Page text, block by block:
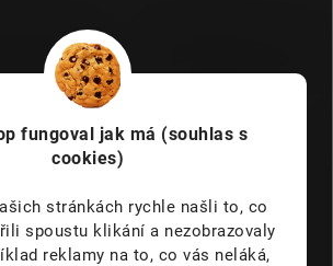
fungoval jak má (souhlas s
cookies)
stránkách rychle našli to, co
spoustu klikání a nezobrazovaly
reklamy na to, co vás neláká,